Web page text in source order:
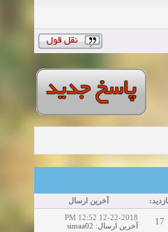
آخرین ارسال
17
12-22-2018 12:52 PM
آخرین ارسال:
simaa02